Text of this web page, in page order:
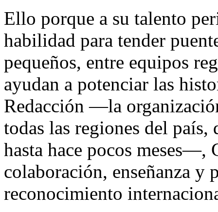
Ello porque a su talento
habilidad para tender
pequeños, entre equipos
ayudan a potenciar las
Redacción —la
todas las regiones del país,
hasta hace pocos meses—,
colaboración, enseñanza
reconocimiento